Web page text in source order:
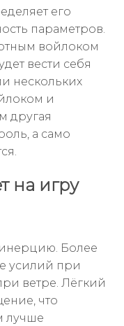
его
параметров.
войлоком
вести себя
нескольких
и
другая
а само
на игру
Более
усилий при
ветре. Лёгкий
что
лучше